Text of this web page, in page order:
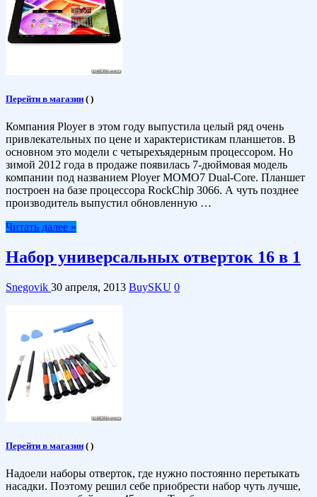
Перейти в магазин ( )
Компания Ployer в этом году выпустила целый ряд очень
привлекательных по цене и характеристикам планшетов. В
основном это модели с четырехъядерным процессором. Но
зимой 2012 года в продаже появилась 7-дюймовая модель
компании под названием Ployer MOMO7 Dual-Core. Планшет
построен на базе процессора RockChip 3066. А чуть позднее
производитель выпустил обновленную …
Читать далее »
Набор универсальных отверток 16 в 1
Snegovik 30 апреля, 2013 BuySKU 0
Перейти в магазин ( )
Надоели наборы отверток, где нужно постоянно перетыкать
насадки. Поэтому решил себе приобрести набор чуть лучше,